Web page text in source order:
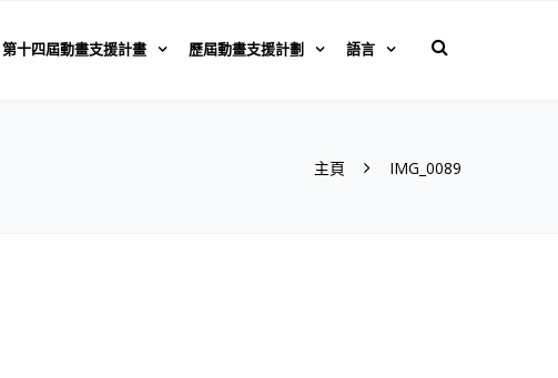
第十四屆動畫支援計畫 歷屆動畫支援計劃 語言
主頁 IMG_0089